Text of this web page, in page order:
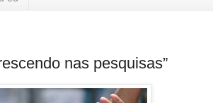
nas pesquisas”